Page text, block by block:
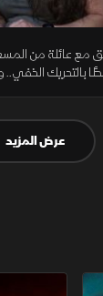
مع عائلة من
بالتحريك
عرض المزيد
لغز قاتل